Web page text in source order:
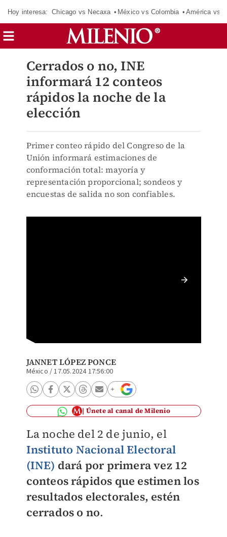
Hoy interesa: Chicago vs Necaxa México vs Colombia América vs
Cerrados o no, INE
informará 12 conteos
rápidos la noche de la
elección
Primer conteo rápido del Congreso de la
Unión informará estimaciones de
conformación total: mayoría y
representación proporcional; sondeos y
encuestas de salida no son confiables.
JANNET LÓPEZ PONCE
México /17.05.2024 17:56:00
Únete al canal de Milenio
La noche del 2 de junio, el
Instituto Nacional Electoral
(INE) dará por primera vez 12
conteos rápidos que estimen los
resultados electorales, estén
cerrados o no.